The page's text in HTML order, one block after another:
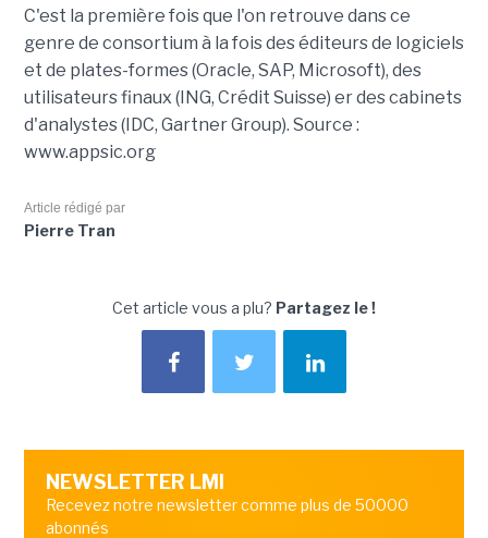
C'est la première fois que l'on retrouve dans ce
genre de consortium à la fois des éditeurs de logiciels
et de plates-formes (Oracle, SAP, Microsoft), des
utilisateurs finaux (ING, Crédit Suisse) er des cabinets
d'analystes (IDC, Gartner Group). Source :
www.appsic.org
Article rédigé par
Pierre Tran
Cet article vous a plu? Partagez le !
NEWSLETTER LMI
Recevez notre newsletter comme plus de 50000
abonnés